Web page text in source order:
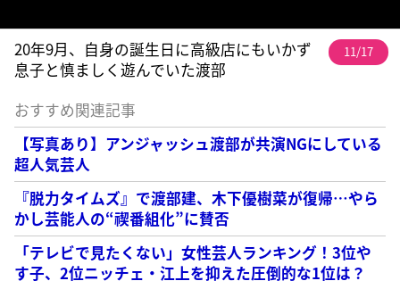
20年9月、自身の誕生日に高級店にもいかず
息子と慎ましく遊んでいた渡部
11/17
おすすめ関連記事
【写真あり】アンジャッシュ渡部が共演NGにしている
超人気芸人
『脱力タイムズ』で渡部建、木下優樹菜が復帰…やら
かし芸能人の“禊番組化”に賛否
「テレビで見たくない」女性芸人ランキング！3位や
す子、2位ニッチェ・江上を抑えた圧倒的な1位は？